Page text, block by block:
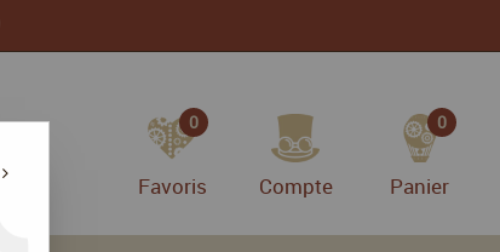
0
Favoris Compte
0
Panier